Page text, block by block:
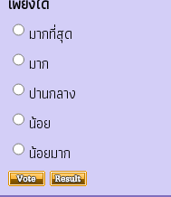
มากที่สุด
มาก
ปานกลาง
น้อย
น้อยมาก